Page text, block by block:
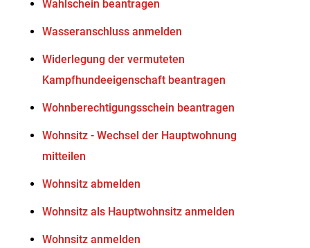
Wahlschein beantragen
Wasseranschluss anmelden
Widerlegung der vermuteten
Kampfhundeeigenschaft beantragen
Wohnberechtigungsschein beantragen
Wohnsitz - Wechsel der Hauptwohnung
mitteilen
Wohnsitz abmelden
Wohnsitz als Hauptwohnsitz anmelden
Wohnsitz anmelden